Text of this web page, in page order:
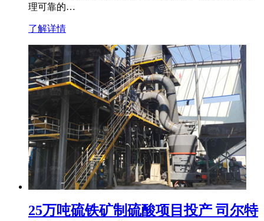
理可靠的…
了解详情
25万吨硫铁矿制硫酸项目投产 司尔特